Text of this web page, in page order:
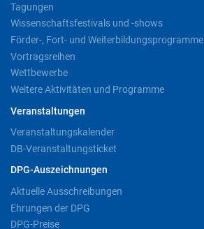
Tagungen
Wissenschaftsfestivals und -shows
Förder-, Fort- und Weiterbildungsprogramme
Vortragsreihen
Wettbewerbe
Weitere Aktivitäten und Programme
Veranstaltungen
Veranstaltungskalender
DB-Veranstaltungsticket
DPG-Auszeichnungen
Aktuelle Ausschreibungen
Ehrungen der DPG
DPG-Preise